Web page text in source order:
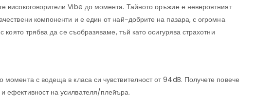
високоговорители Vibe до момента. Тайното оръжие е невероятният
компоненти и е един от най-добрите на пазара, с огромна
трябва да се съобразяваме, тъй като осигурява страхотни
момента с водеща в класа си чувствителност от 94dB. Получете повече
ефективност на усилвателя/плейъра.